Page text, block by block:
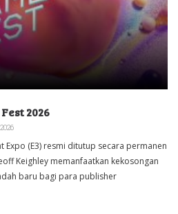
2026
Expo (E3) resmi ditutup secara permanen
Keighley memanfaatkan kekosongan
baru bagi para publisher